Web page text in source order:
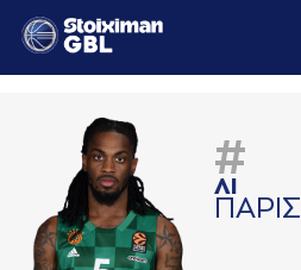
#
ΛΙ
ΠAΡΙΣ